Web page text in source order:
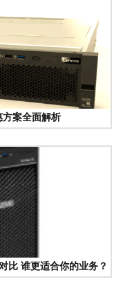
案全面解析
比 谁更适合你的业务？